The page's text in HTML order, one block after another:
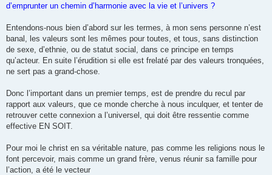
d’emprunter un chemin d’harmonie avec la vie et l’univers ?
Entendons-nous bien d’abord sur les termes, à mon sens personne n’est
banal, les valeurs sont les mêmes pour toutes, et tous, sans distinction
de sexe, d’ethnie, ou de statut social, dans ce principe en temps
qu’acteur. En suite l’érudition si elle est frelaté par des valeurs tronquées,
ne sert pas a grand-chose.
Donc l’important dans un premier temps, est de prendre du recul par
rapport aux valeurs, que ce monde cherche à nous inculquer, et tenter de
retrouver cette connexion a l’universel, qui doit être ressentie comme
effective EN SOIT.
Pour moi le christ en sa véritable nature, pas comme les religions nous le
font percevoir, mais comme un grand frère, venus réunir sa famille pour
l’action, a été le vecteur